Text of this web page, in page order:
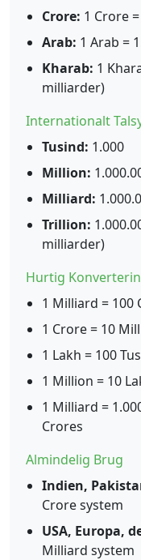
Crore: 1 Crore
Arab: 1 Arab =
Kharab: 1
milliarder)
Internationalt
Tusind: 1.000
Million:
Milliard:
Trillion:
milliarder)
Hurtig
1 Milliard = 100
1 Crore = 10
1 Lakh = 100
1 Million = 10
1 Milliard =
Crores
Almindelig Brug
Indien,
Crore system
USA, Europa,
Milliard system